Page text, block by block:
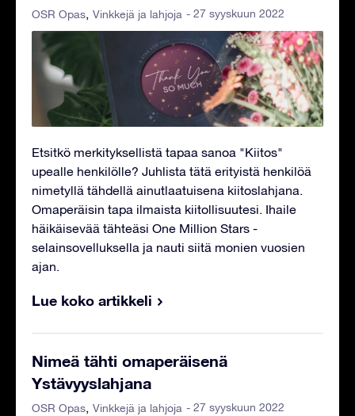
OSR Opas Vinkkejä ja lahjoja - 27 syyskuun 2022
Etsitkö merkityksellistä tapaa sanoa "Kiitos"
upealle henkilölle? Juhlista tätä erityistä henkilöä
nimetyllä tähdellä ainutlaatuisena kiitoslahjana.
Omaperäisin tapa ilmaista kiitollisuutesi. Ihaile
häikäisevää tähteäsi One Million Stars -
selainsovelluksella ja nauti siitä monien vuosien
ajan.
Lue koko artikkeli
Nimeä tähti omaperäisenä
Ystävyyslahjana
OSR Opas Vinkkejä ja lahjoja - 27 syyskuun 2022